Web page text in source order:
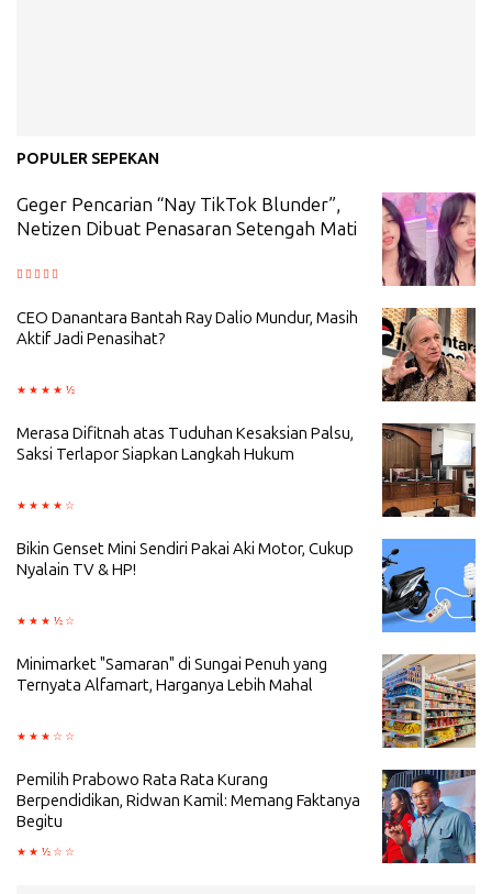
POPULER SEPEKAN
Geger Pencarian “Nay TikTok Blunder”,
Netizen Dibuat Penasaran Setengah Mati
CEO Danantara Bantah Ray Dalio Mundur, Masih
Aktif Jadi Penasihat?
Merasa Difitnah atas Tuduhan Kesaksian Palsu,
Saksi Terlapor Siapkan Langkah Hukum
Bikin Genset Mini Sendiri Pakai Aki Motor, Cukup
Nyalain TV & HP!
Minimarket "Samaran" di Sungai Penuh yang
Ternyata Alfamart, Harganya Lebih Mahal
Pemilih Prabowo Rata Rata Kurang
Berpendidikan, Ridwan Kamil: Memang Faktanya
Begitu